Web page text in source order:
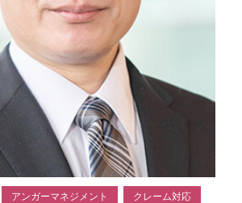
アンガーマネジメント クレーム対応